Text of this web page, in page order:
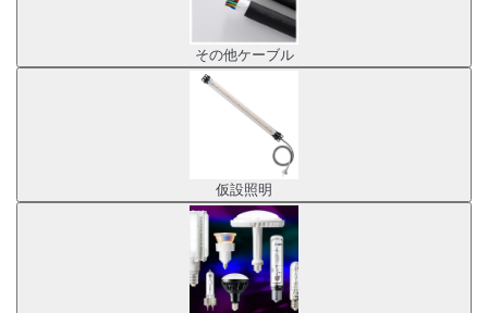
その他ケーブル
仮設照明